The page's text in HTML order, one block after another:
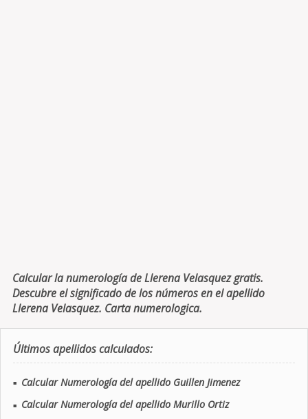
Calcular la numerología de Llerena Velasquez gratis.
Descubre el significado de los números en el apellido
Llerena Velasquez. Carta numerologica.
Últimos apellidos calculados:
■ Calcular Numerología del apellido Guillen Jimenez
■ Calcular Numerología del apellido Murillo Ortiz